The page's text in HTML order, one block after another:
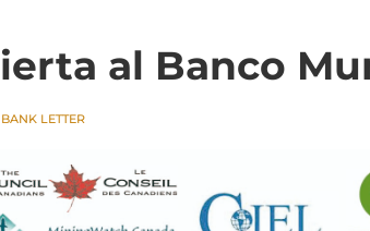
al Banco
LETTER